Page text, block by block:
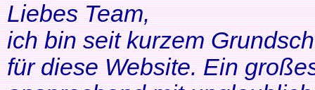
Liebes Team,
ich bin seit kurzem
für diese Website. Ein